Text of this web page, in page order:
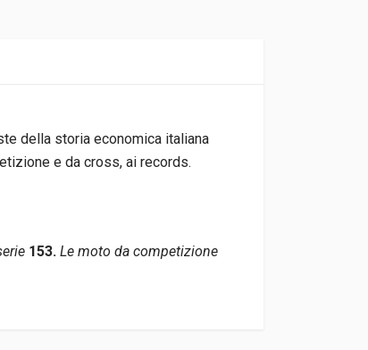
della storia economica italiana
e da cross, ai records.
153. Le moto da competizione